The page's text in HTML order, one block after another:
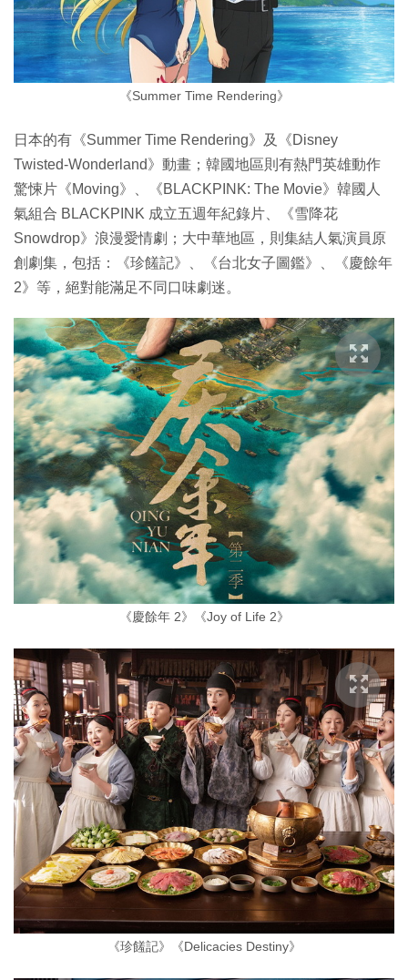
《Summer Time Rendering》
日本的有《Summer Time Rendering》及《Disney
Twisted-Wonderland》動畫；韓國地區則有熱門英雄動作
驚悚片《Moving》、《BLACKPINK: The Movie》韓國人
氣組合 BLACKPINK 成立五週年紀錄片、《雪降花
Snowdrop》浪漫愛情劇；大中華地區，則集結人氣演員原
創劇集，包括：《珍饈記》、《台北女子圖鑑》、《慶餘年
2》等，絕對能滿足不同口味劇迷。
《慶餘年 2》《Joy of Life 2》
《珍饈記》《Delicacies Destiny》